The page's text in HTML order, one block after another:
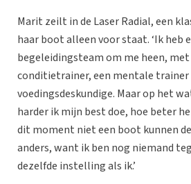
Marit zeilt in de Laser Radial, een
haar boot alleen voor staat. ‘Ik heb
begeleidingsteam om me heen, met
conditietrainer, een mentale trainer
voedingsdeskundige. Maar op het
harder ik mijn best doe, hoe beter
dit moment niet een boot kunnen
anders, want ik ben nog niemand
dezelfde instelling als ik.’